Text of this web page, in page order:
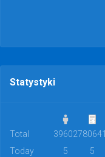
Statystyki
Total 39602780641
Today
5
5